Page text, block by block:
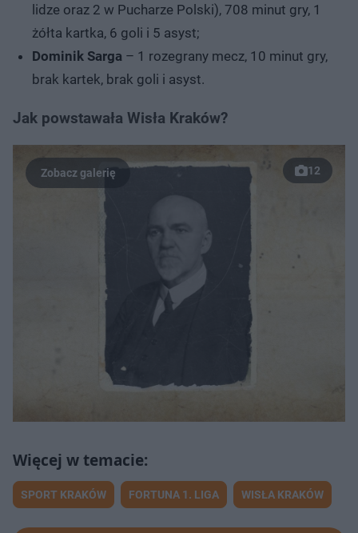
lidze oraz 2 w Pucharze Polski), 708 minut gry, 1
żółta kartka, 6 goli i 5 asyst;
Dominik Sarga – 1 rozegrany mecz, 10 minut gry,
brak kartek, brak goli i asyst.
Jak powstawała Wisła Kraków?
12
SPORT KRAKÓW FORTUNA 1. LIGA WISŁA KRAKÓW